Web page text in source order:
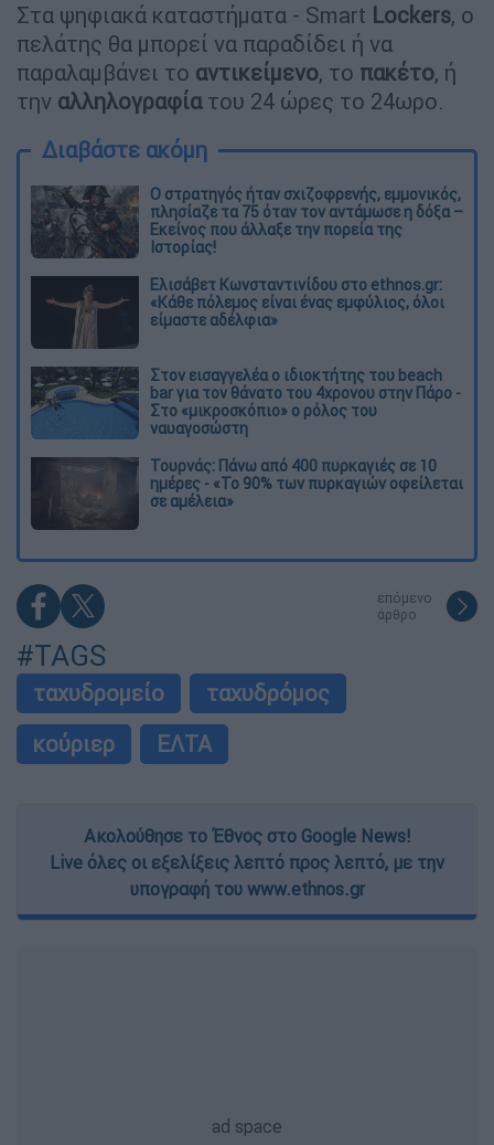
Στα ψηφιακά καταστήματα - Smart Lockers, ο
πελάτης θα μπορεί να παραδίδει ή να
παραλαμβάνει το αντικείμενο, το πακέτο, ή
την αλληλογραφίατου 24 ώρες το 24ωρο.
Διαβάστε ακόμη
O στρατηγός ήταν σχιζοφρενής, εμμονικός,
πλησίαζε τα 75 όταν τον αντάμωσε η δόξα –
Εκείνος που άλλαξε την πορεία της
Ιστορίας!
Ελισάβετ Κωνσταντινίδου στο ethnos.gr:
«Κάθε πόλεμος είναι ένας εμφύλιος, όλοι
είμαστε αδέλφια»
Στον εισαγγελέα ο ιδιοκτήτης του beach
bar για τον θάνατο του 4χρονου στην Πάρο -
Στο «μικροσκόπιο» ο ρόλος του
ναυαγοσώστη
Τουρνάς: Πάνω από 400 πυρκαγιές σε 10
ημέρες - «Το 90% των πυρκαγιών οφείλεται
σε αμέλεια»
επόμενο
άρθρο
#TAGS
ταχυδρομείο
ταχυδρόμος
κούριερ
ΕΛΤΑ
Ακολούθησε το Έθνος στο Google News!
Live όλες οι εξελίξεις λεπτό προς λεπτό, με την
υπογραφή του www.ethnos.gr